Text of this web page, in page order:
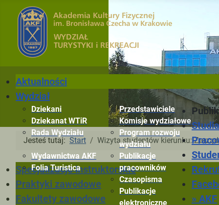
Aktualności
Wydział
Dziekani
Dziekanat WTiR
Rada Wydziału
Przedstawiciele
Komisje wydziałowe
Program rozwoju
wydziału
Wydawnictwa AKF
Folia Turistica
Publikacje
pracowników
Czasopisma
Publikacje
elektroniczne
Studia
» AKF
Jesteś tutaj: Start Wizyta studentów kierunku:
Specjalizacje instruktorskie
Praktyki zawodowe
Fakultety zawodowe